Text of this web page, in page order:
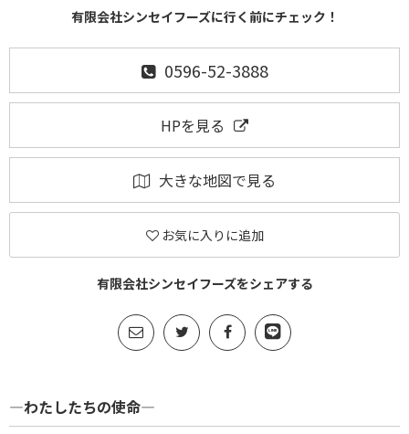
有限会社シンセイフーズに行く前にチェック！
0596-52-3888
HPを見る
大きな地図で見る
お気に入りに追加
有限会社シンセイフーズをシェアする
―わたしたちの使命―